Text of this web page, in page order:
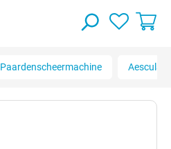
Paardenscheermachine Aesculap